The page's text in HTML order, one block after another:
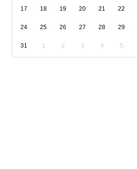
17 18 19 20 21 22
24 25 26 27 28 29
31 1 2 3 4 5